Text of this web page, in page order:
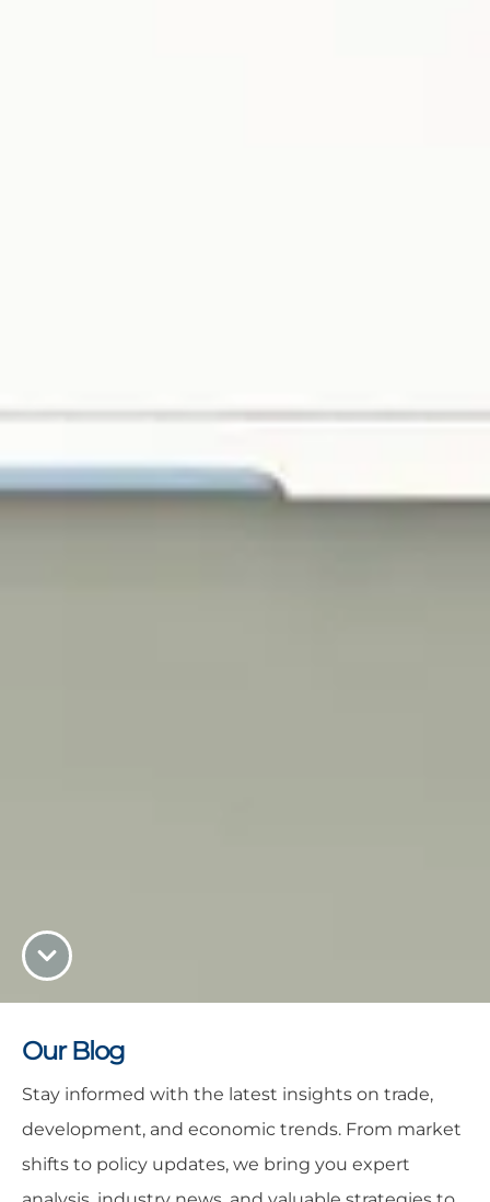
Our Blog
Stay informed with the latest insights on trade,
development, and economic trends. From market
shifts to policy updates, we bring you expert